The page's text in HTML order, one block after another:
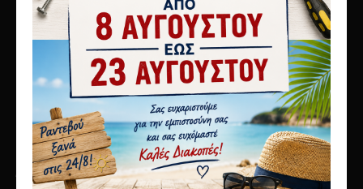
τηλ 2117808440
info@karagianni.com
Λίγα λόγια για εμάς
Αποστολές
Τρόποι πληρωμής
Όροι